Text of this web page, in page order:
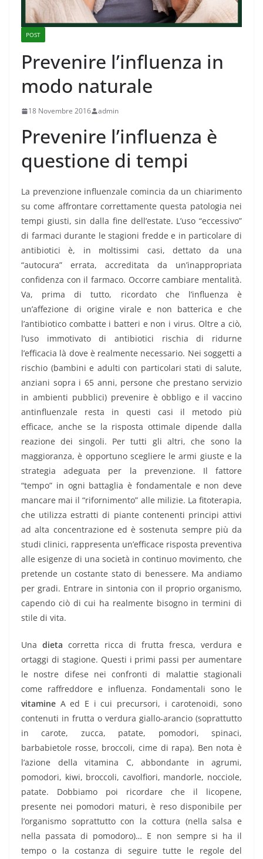
POST
Prevenire l’influenza in
modo naturale
18 Novembre 2016 admin
Prevenire l’influenza è
questione di tempi
La prevenzione influenzale comincia da un chiarimento
su come affrontare correttamente questa patologia nei
tempi giusti, sin dalla fine dell’estate. L’uso “eccessivo”
di farmaci durante le stagioni fredde e in particolare di
antibiotici è, in moltissimi casi, dettato da una
“autocura” errata, accreditata da un’inappropriata
confidenza con il farmaco. Occorre cambiare mentalità.
Va, prima di tutto, ricordato che l’influenza è
un’affezione di origine virale e non batterica e che
l’antibiotico combatte i batteri e non i virus. Oltre a ciò,
l’uso immotivato di antibiotici rischia di ridurne
l’efficacia là dove è realmente necessario. Nei soggetti a
rischio (bambini e adulti con particolari stati di salute,
anziani sopra i 65 anni, persone che prestano servizio
in ambienti pubblici) prevenire è obbligo e il vaccino
antinfluenzale resta in questi casi il metodo più
efficace, anche se la risposta ottimale dipende dalla
reazione dei singoli. Per tutti gli altri, che sono la
maggioranza, è opportuno scegliere le armi giuste e la
strategia adeguata per la prevenzione. Il fattore
“tempo” in ogni battaglia è fondamentale e non deve
mancare mai il “rifornimento” alle milizie. La fitoterapia,
che utilizza estratti di piante contenenti principi attivi
ad alta concentrazione ed è sostenuta sempre più da
studi clinici, rappresenta un’efficace risposta preventiva
alle esigenze di una società in continuo movimento, che
pretende un costante stato di benessere. Ma andiamo
per gradi. Entrare in sintonia con il proprio organismo,
capendo ciò di cui ha realmente bisogno in termini di
stile di vita.
Una dieta corretta ricca di frutta fresca, verdura e
ortaggi di stagione. Questi i primi passi per aumentare
le nostre difese nei confronti di malattie stagionali
come raffreddore e influenza. Fondamentali sono le
vitamine A ed E i cui precursori, i carotenoidi, sono
contenuti in frutta o verdura giallo-arancio (soprattutto
in carote, zucca, patate, pomodori, spinaci,
barbabietole rosse, broccoli, cime di rapa). Ben nota è
l’azione della vitamina C, abbondante in agrumi,
pomodori, kiwi, broccoli, cavolfiori, mandorle, nocciole,
patate. Dobbiamo poi ricordare che il licopene,
presente nei pomodori maturi, è reso disponibile per
l’organismo soprattutto con la cottura (nella salsa e
nella passata di pomodoro)… E non sempre si ha il
tempo o la costanza di seguire tutte le regole del